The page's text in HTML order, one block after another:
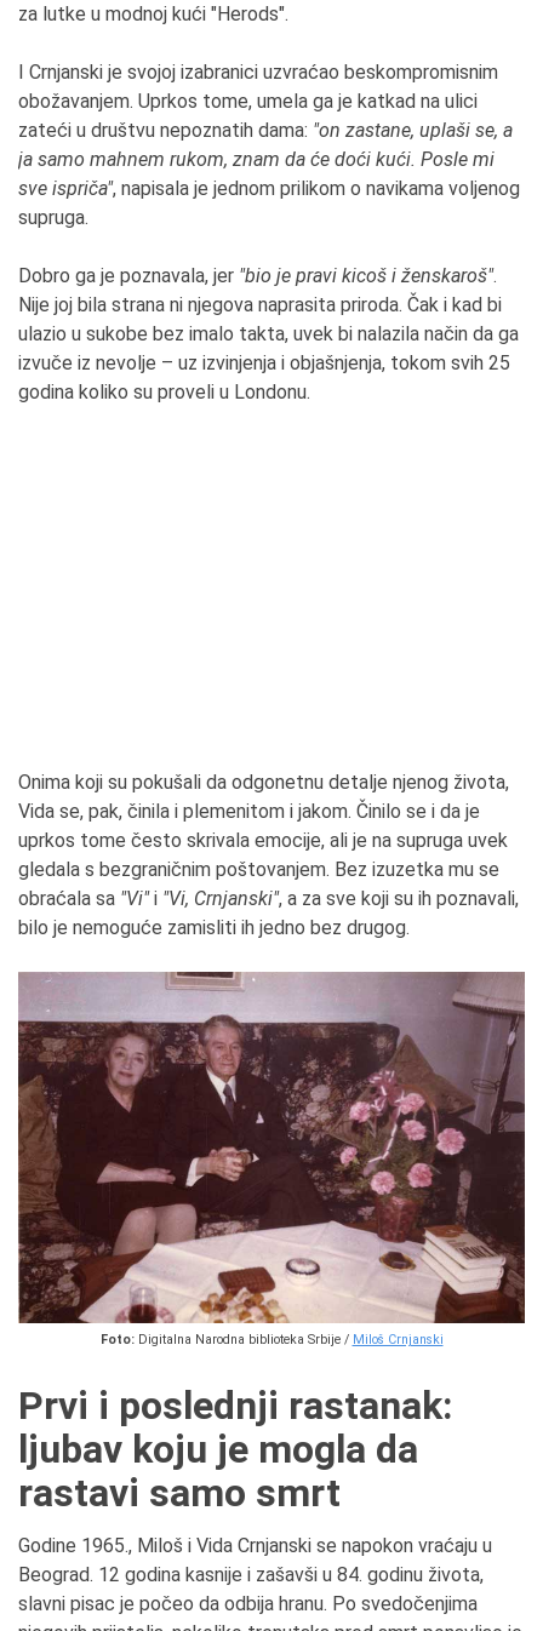
za lutke u modnoj kući "Herods".
I Crnjanski je svojoj izabranici uzvraćao beskompromisnim
obožavanjem. Uprkos tome, umela ga je katkad na ulici
zateći u društvu nepoznatih dama: "on zastane, uplaši se, a
ja samo mahnem rukom, znam da će doći kući. Posle mi
sve ispriča", napisala je jednom prilikom o navikama voljenog
supruga.
Dobro ga je poznavala, jer "bio je pravi kicoš i ženskaroš".
Nije joj bila strana ni njegova naprasita priroda. Čak i kad bi
ulazio u sukobe bez imalo takta, uvek bi nalazila način da ga
izvuče iz nevolje – uz izvinjenja i objašnjenja, tokom svih 25
godina koliko su proveli u Londonu.
Onima koji su pokušali da odgonetnu detalje njenog života,
Vida se, pak, činila i plemenitom i jakom. Činilo se i da je
uprkos tome često skrivala emocije, ali je na supruga uvek
gledala s bezgraničnim poštovanjem. Bez izuzetka mu se
obraćala sa "Vi"i "Vi, Crnjanski", a za sve koji su ih poznavali,
bilo je nemoguće zamisliti ih jedno bez drugog.
Foto:Digitalna Narodna biblioteka Srbije / Miloš Crnjanski
Prvi i poslednji rastanak:
ljubav koju je mogla da
rastavi samo smrt
Godine 1965., Miloš i Vida Crnjanski se napokon vraćaju u
Beograd. 12 godina kasnije i zašavši u 84. godinu života,
slavni pisac je počeo da odbija hranu. Po svedočenjima